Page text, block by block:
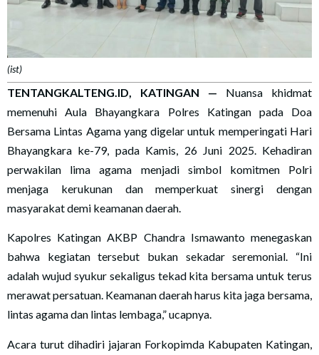
(ist)
TENTANGKALTENG.ID, KATINGAN — Nuansa khidmat
memenuhi Aula Bhayangkara Polres Katingan pada Doa
Bersama Lintas Agama yang digelar untuk memperingati Hari
Bhayangkara ke-79, pada Kamis, 26 Juni 2025. Kehadiran
perwakilan lima agama menjadi simbol komitmen Polri
menjaga kerukunan dan memperkuat sinergi dengan
masyarakat demi keamanan daerah.
Kapolres Katingan AKBP Chandra Ismawanto menegaskan
bahwa kegiatan tersebut bukan sekadar seremonial. “Ini
adalah wujud syukur sekaligus tekad kita bersama untuk terus
merawat persatuan. Keamanan daerah harus kita jaga bersama,
lintas agama dan lintas lembaga,” ucapnya.
Acara turut dihadiri jajaran Forkopimda Kabupaten Katingan,